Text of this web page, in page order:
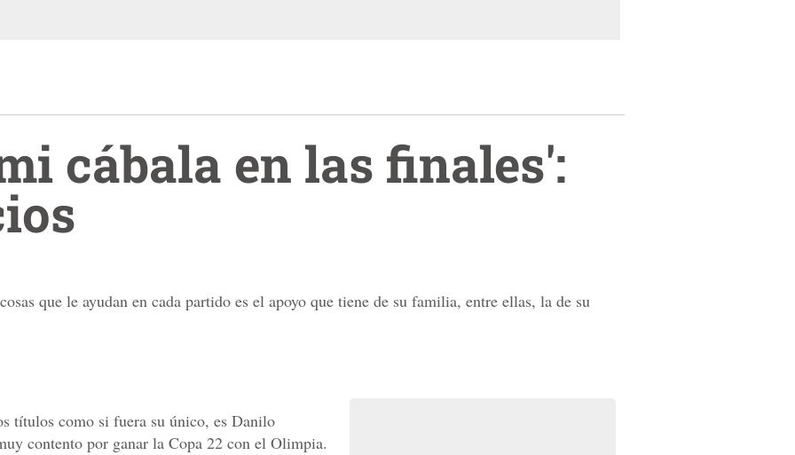
cábala en las finales':
que le ayudan en cada partido es el apoyo que tiene de su familia, entre ellas, la de su
títulos como si fuera su único, es Danilo
contento por ganar la Copa 22 con el Olimpia.